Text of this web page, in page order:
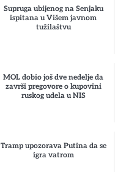
Supruga ubijenog na Senjaku
ispitana u Višem javnom
tužilaštvu
MOL dobio još dve nedelje da
završi pregovore o kupovini
ruskog udela u NIS
Tramp upozorava Putina da se
igra vatrom